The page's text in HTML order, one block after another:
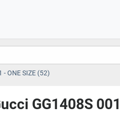
- ONE SIZE (52)
GG1408S